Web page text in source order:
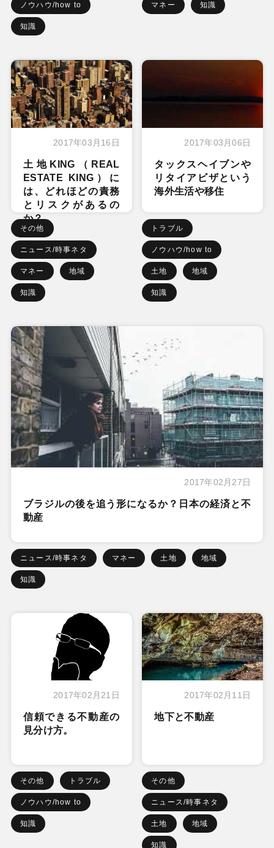
ノウハウ/how to
知識
マネー 知識
2017年03月16日
土地KING（REAL
ESTATE KING）に
は、どれほどの責務
とリスクがあるの
か？
その他
ニュース/時事ネタ
マネー 地域
知識
2017年03月06日
タックスヘイブンや
リタイアビザという
海外生活や移住
トラブル
ノウハウ/how to
土地 地域
知識
2017年02月27日
ブラジルの後を追う形になるか？日本の経済と不
動産
ニュース/時事ネタ マネー 土地 地域
知識
2017年02月21日
信頼できる不動産の
見分け方。
その他 トラブル
ノウハウ/how to
知識
2017年02月11日
地下と不動産
その他
ニュース/時事ネタ
土地 地域
知識